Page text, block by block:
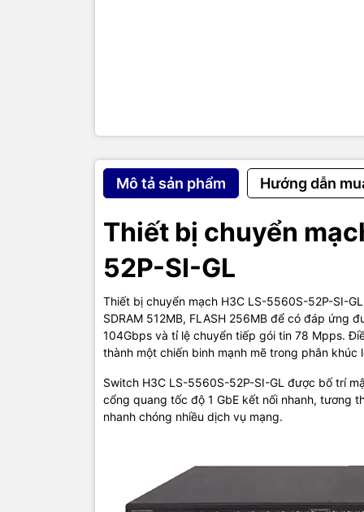
Mô tả sản phẩm Hướng dẫn
Thiết bị chuyển
52P-SI-GL
Thiết bị chuyển mạch H3C LS-5560S-52P-SI-
SDRAM 512MB, FLASH 256MB để có đáp ứng
104Gbps và tỉ lệ chuyển tiếp gói tin 78 Mpps.
thành một chiến binh mạnh mẽ trong phân khúc
Switch H3C LS-5560S-52P-SI-GL được bố trí
cổng quang tốc độ 1 GbE kết nối nhanh, tương
nhanh chóng nhiều dịch vụ mạng.
H3C LS-
giao diện
việc cấu
công cụ
iMC để
Port
capacity
Packet
CPU